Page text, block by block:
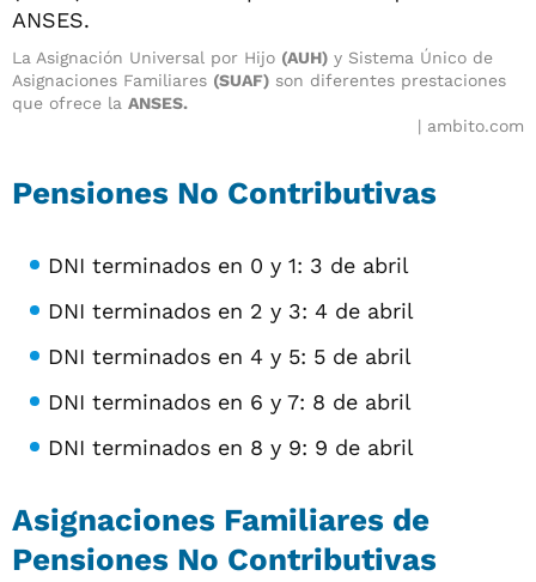
La Asignación Universal por Hijo (AUH) y Sistema Único de
Asignaciones Familiares (SUAF) son diferentes prestaciones
que ofrece la ANSES.
ambito.com
Pensiones No Contributivas
DNI terminados en 0 y 1: 3 de abril
DNI terminados en 2 y 3: 4 de abril
DNI terminados en 4 y 5: 5 de abril
DNI terminados en 6 y 7: 8 de abril
DNI terminados en 8 y 9: 9 de abril
Asignaciones Familiares de
Pensiones No Contributivas